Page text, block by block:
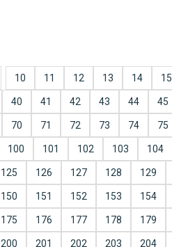
10 11 12 13 14 15
40 41 42 43 44 45
70 71 72 73 74 75
100 101 102 103 104
125 126 127 128 129
150 151 152 153 154
175 176 177 178 179
200 201 202 203 204